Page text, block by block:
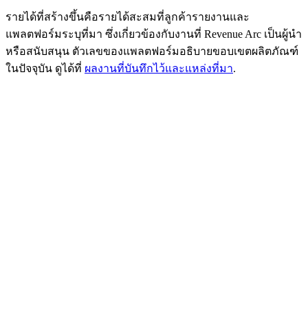
รายได้ที่สร้างขึ้นคือรายได้สะสมที่ลูกค้ารายงานและ
แพลตฟอร์มระบุที่มา ซึ่งเกี่ยวข้องกับงานที่ Revenue Arc เป็นผู้นำ
หรือสนับสนุน ตัวเลขของแพลตฟอร์มอธิบายขอบเขตผลิตภัณฑ์
ในปัจจุบัน ดูได้ที่ ผลงานที่บันทึกไว้และแหล่งที่มา.